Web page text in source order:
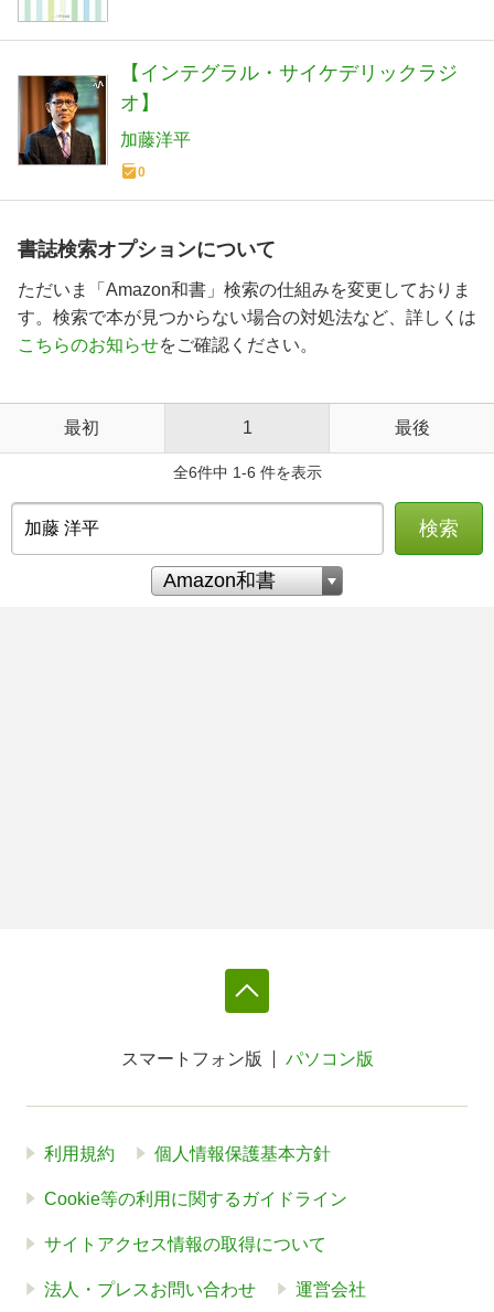
【インテグラル・サイケデリックラジ
オ】
加藤洋平
0
書誌検索オプションについて
ただいま「Amazon和書」検索の仕組みを変更しておりま
す。検索で本が見つからない場合の対処法など、詳しくは
こちらのお知らせをご確認ください。
最初 1 最後
全6件中 1-6 件を表示
検索
スマートフォン版 パソコン版
利用規約 個人情報保護基本方針
Cookie等の利用に関するガイドライン
サイトアクセス情報の取得について
法人・プレスお問い合わせ 運営会社